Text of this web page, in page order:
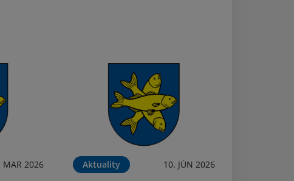
MAR 2026 Aktuality 10. JÚN 2026